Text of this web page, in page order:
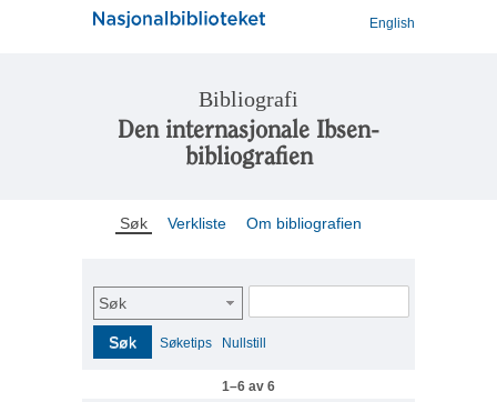
English
Bibliografi
Den internasjonale Ibsen-
bibliografien
Søk Verkliste Om bibliografien
Søk
Søk Søketips Nullstill
1–6 av 6